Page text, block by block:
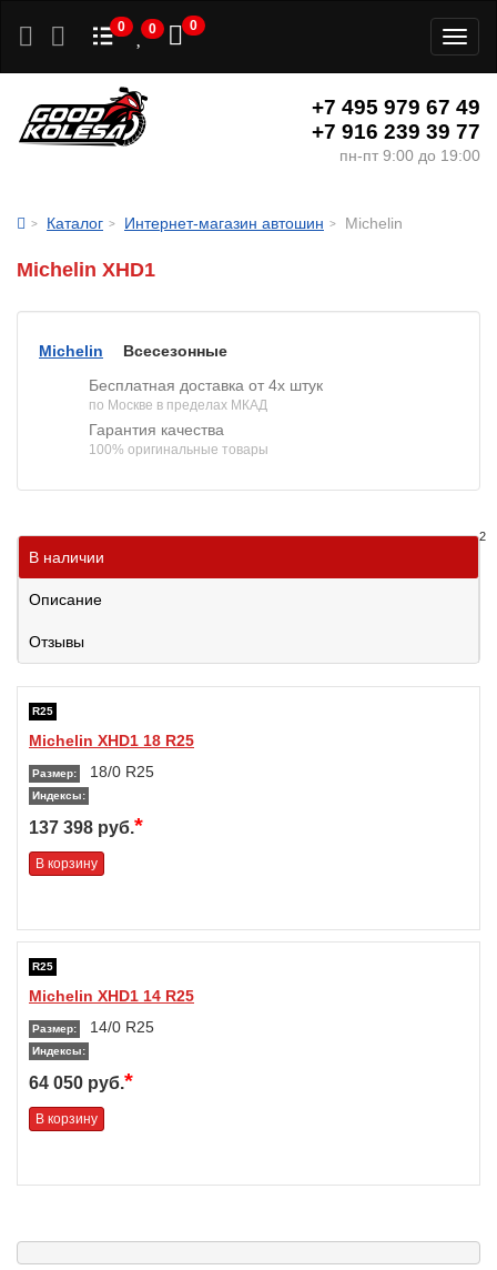
0 0 0
+7 495 979 67 49
+7 916 239 39 77
пн-пт 9:00 до 19:00
Каталог Интернет-магазин автошин Michelin
Michelin XHD1
Michelin
Всесезонные
Бесплатная доставка от 4х штук
по Москве в пределах МКАД
Гарантия качества
100% оригинальные товары
В наличии
2
Описание
Отзывы
R25
Michelin XHD1 18 R25
Размер: 18/0 R25
Индексы:
137 398 руб.*
В корзину
R25
Michelin XHD1 14 R25
Размер: 14/0 R25
Индексы:
64 050 руб.*
В корзину